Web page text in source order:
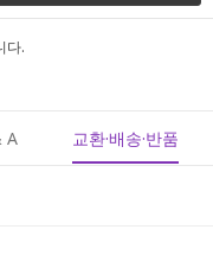
다.
A 교환·배송·반품